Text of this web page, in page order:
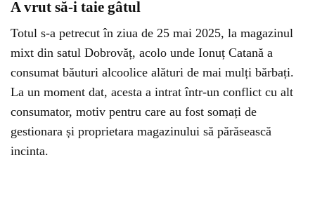
A vrut să-i taie gâtul
Totul s-a petrecut în ziua de 25 mai 2025, la magazinul
mixt din satul Dobrovăț, acolo unde Ionuț Catană a
consumat băuturi alcoolice alături de mai mulți bărbați.
La un moment dat, acesta a intrat într-un conflict cu alt
consumator, motiv pentru care au fost somați de
gestionara și proprietara magazinului să părăsească
incinta.